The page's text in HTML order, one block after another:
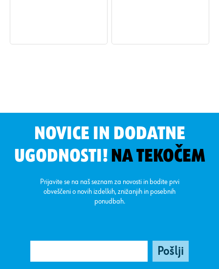
NOVICE IN DODATNE
UGODNOSTI! NA TEKOČEM
Prijavite se na naš seznam za novosti in bodite prvi
obveščeni o novih izdelkih, znižanjih in posebnih
ponudbah.